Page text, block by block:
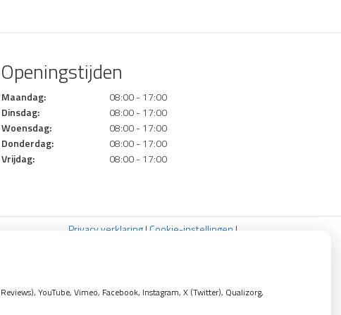
Openingstijden
Maandag:
08:00 - 17:00
Dinsdag:
08:00 - 17:00
Woensdag:
08:00 - 17:00
Donderdag:
08:00 - 17:00
Vrijdag:
08:00 - 17:00
Privacy verklaring| Cookie-instellingen |
YouTube, Vimeo, Facebook, Instagram, X (Twitter), Qualizorg,